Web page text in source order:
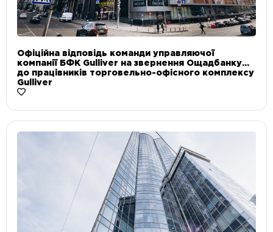
Офіційна відповідь команди управляючої
компанії БФК Gulliver на звернення Ощадбанку
до працівників торговельно-офісного комплексу
Gulliver